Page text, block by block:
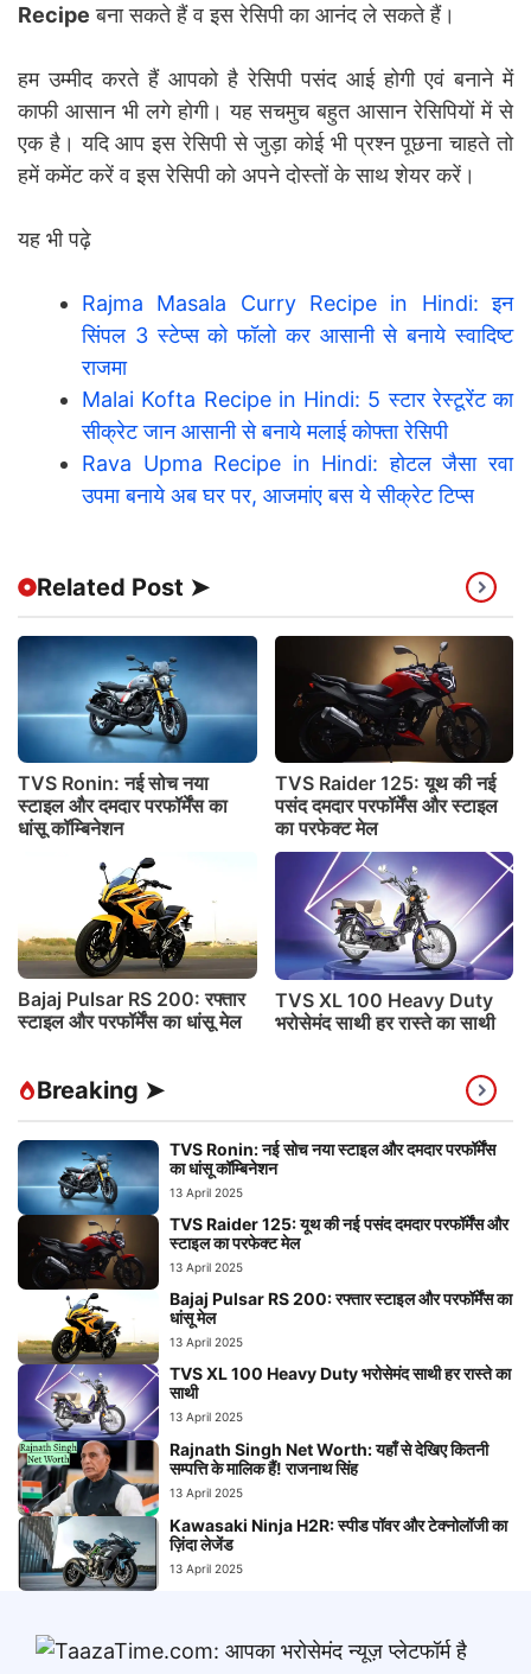
Recipe बना सकते हैं व इस रेसिपी का आनंद ले सकते हैं।
हम उम्मीद करते हैं आपको है रेसिपी पसंद आई होगी एवं बनाने में
काफी आसान भी लगे होगी। यह सचमुच बहुत आसान रेसिपियों में से
एक है। यदि आप इस रेसिपी से जुड़ा कोई भी प्रश्न पूछना चाहते तो
हमें कमेंट करें व इस रेसिपी को अपने दोस्तों के साथ शेयर करें।
यह भी पढ़े
Rajma Masala Curry Recipe in Hindi: इन
सिंपल 3 स्टेप्स को फॉलो कर आसानी से बनाये स्वादिष्ट
राजमा
Malai Kofta Recipe in Hindi: 5 स्टार रेस्टूरेंट का
सीक्रेट जान आसानी से बनाये मलाई कोफ्ता रेसिपी
Rava Upma Recipe in Hindi: होटल जैसा रवा
उपमा बनाये अब घर पर, आजमांए बस ये सीक्रेट टिप्स
Related Post ➤
TVS Ronin: नई सोच नया
स्टाइल और दमदार परफॉर्मेंस का
धांसू कॉम्बिनेशन
TVS Raider 125: यूथ की नई
पसंद दमदार परफॉर्मेंस और स्टाइल
का परफेक्ट मेल
Bajaj Pulsar RS 200: रफ्तार
स्टाइल और परफॉर्मेंस का धांसू मेल
TVS XL 100 Heavy Duty
भरोसेमंद साथी हर रास्ते का साथी
Breaking ➤
TVS Ronin: नई सोच नया स्टाइल और दमदार परफॉर्मेंस
का धांसू कॉम्बिनेशन
13 April 2025
TVS Raider 125: यूथ की नई पसंद दमदार परफॉर्मेंस और
स्टाइल का परफेक्ट मेल
13 April 2025
Bajaj Pulsar RS 200: रफ्तार स्टाइल और परफॉर्मेंस का
धांसू मेल
13 April 2025
TVS XL 100 Heavy Duty भरोसेमंद साथी हर रास्ते का
साथी
13 April 2025
Rajnath Singh Net Worth: यहाँ से देखिए कितनी
सम्पत्ति के मालिक हैं! राजनाथ सिंह
13 April 2025
Kawasaki Ninja H2R: स्पीड पॉवर और टेक्नोलॉजी का
ज़िंदा लेजेंड
13 April 2025